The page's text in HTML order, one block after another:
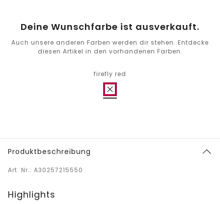
Deine Wunschfarbe ist ausverkauft.
Auch unsere anderen Farben werden dir stehen. Entdecke
diesen Artikel in den vorhandenen Farben.
firefly red
Produktbeschreibung
Art. Nr.: A30257215550
Highlights